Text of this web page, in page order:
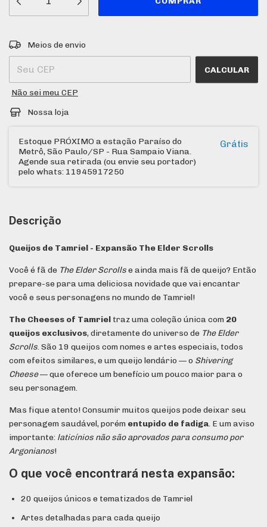
Entregas para o CEP:
Meios de envio
CALCULAR
Não sei meu CEP
Nossa loja
Estoque PRÓXIMO a estação Paraíso do
Metrô, São Paulo/SP - Rua Sampaio Viana.
Agende sua retirada (ou envie seu portador)
pelo whats: 11945917250
Grátis
Descrição
Queijos de Tamriel - Expansão The Elder Scrolls
Você é fã de The Elder Scrollse ainda mais fã de queijo? Então
prepare-se para uma deliciosa novidade que vai encantar
você e seus personagens no mundo de Tamriel!
The Cheeses of Tamriel traz uma coleção única com 20
queijos exclusivos, diretamente do universo de The Elder
Scrolls. São 19 queijos com nomes e artes especiais, todos
com efeitos similares, e um queijo lendário — o Shivering
Cheese— que oferece um benefício um pouco maior para o
seu personagem.
Mas fique atento! Consumir muitos queijos pode deixar seu
personagem saudável, porém entupido de fadiga. E um aviso
importante: laticínios não são aprovados para consumo por
Argonianos!
O que você encontrará nesta expansão:
20 queijos únicos e tematizados de Tamriel
Artes detalhadas para cada queijo